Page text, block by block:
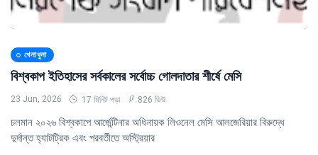
খেলাধুলা
বিশ্বকাপ ইতিহাসের সর্বকালের সর্বোচ্চ গোলদাতার শীর্ষে মেসি
23 Jun, 2026 17 মিনিট পড়া 826 ভিউ
চলমান ২০২৬ বিশ্বকাপে আর্জেন্টিনার অধিনায়ক লিওনেল মেসি আলজেরিয়ার বিরুদ্ধে
দুর্দান্ত হ্যাটট্রিক এবং পরবর্তীতে অস্ট্রিয়ার